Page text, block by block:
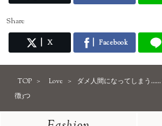
Share
X Facebook
TOP Love
ダメ人間になってしまう
徴3つ